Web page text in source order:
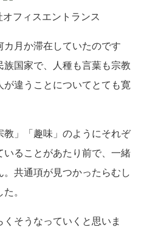
フィスエントランス
月か滞在していたのです
国家で、人種も言葉も宗教
が違うことについてとても寛
」「趣味」のようにそれぞ
ることがあたり前で、一緒
共通項が見つかったらむし
。
そうなっていくと思いま